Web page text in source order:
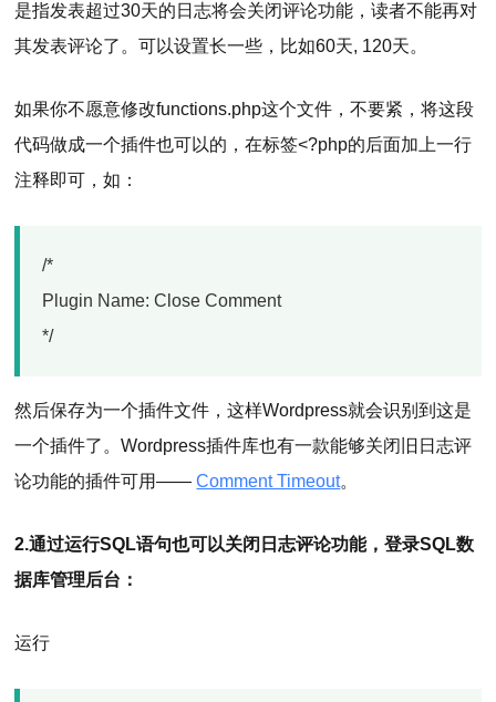
是指发表超过30天的日志将会关闭评论功能，读者不能再对
其发表评论了。可以设置长一些，比如60天, 120天。
如果你不愿意修改functions.php这个文件，不要紧，将这段
代码做成一个插件也可以的，在标签<?php的后面加上一行
注释即可，如：
/*
Plugin Name: Close Comment
*/
然后保存为一个插件文件，这样Wordpress就会识别到这是
一个插件了。Wordpress插件库也有一款能够关闭旧日志评
论功能的插件可用——Comment Timeout。
2.通过运行SQL语句也可以关闭日志评论功能，登录SQL数
据库管理后台：
运行